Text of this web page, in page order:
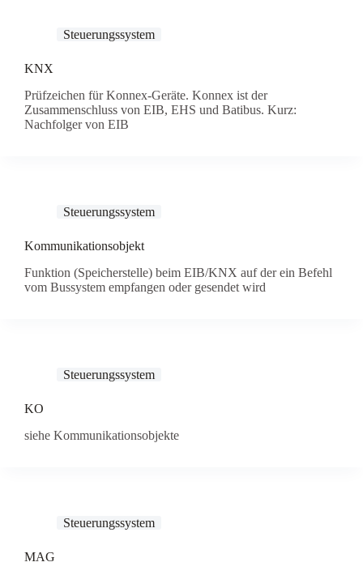
Steuerungssystem
KNX
Prüfzeichen für Konnex-Geräte. Konnex ist der
Zusammenschluss von EIB, EHS und Batibus. Kurz:
Nachfolger von EIB
Steuerungssystem
Kommunikationsobjekt
Funktion (Speicherstelle) beim EIB/KNX auf der ein Befehl
vom Bussystem empfangen oder gesendet wird
Steuerungssystem
KO
siehe Kommunikationsobjekte
Steuerungssystem
MAG